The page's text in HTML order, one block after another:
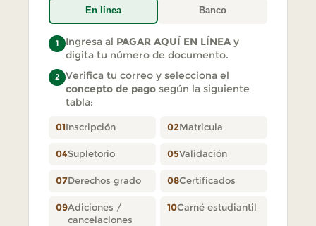
En línea Banco
1 Ingresa al PAGAR AQUÍ EN LÍNEA y
digita tu número de documento.
2
Verifica tu correo y selecciona el
concepto de pago según la siguiente
tabla:
01Inscripción 02Matricula
04Supletorio 05Validación
07Derechos grado 08Certificados
09Adiciones /
cancelaciones
10Carné estudiantil